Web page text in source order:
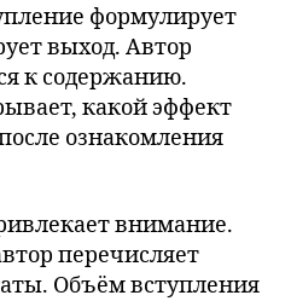
формулирует
выход. Автор
к содержанию.
какой эффект
ознакомления
внимание.
перечисляет
Объём вступления